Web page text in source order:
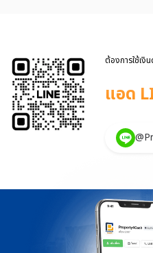
“PRUKSA D-DAY SALE” พฤ
D-DAY SALE” ลดราคายูนิตฮอตจ
100 ล้านบาท หวังดึงดีมานด์ที่ชะลอ
ต้องการใช้เงิ
แอด